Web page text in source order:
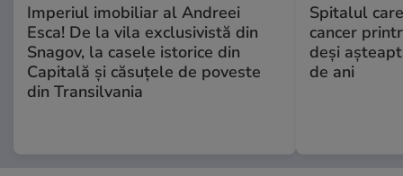
Imperiul imobiliar al Andreei
Esca! De la vila exclusivistă din
Snagov, la casele istorice din
Capitală și căsuțele de poveste
din Transilvania
Spitalul
cancer
deşi
de ani